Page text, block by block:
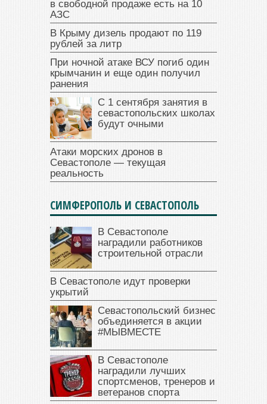
в свободной продаже есть на 10
АЗС
В Крыму дизель продают по 119
рублей за литр
При ночной атаке ВСУ погиб один
крымчанин и еще один получил
ранения
С 1 сентября занятия в
севастопольских школах
будут очными
Атаки морских дронов в
Севастополе — текущая
реальность
СИМФЕРОПОЛЬ И СЕВАСТОПОЛЬ
В Севастополе
наградили работников
строительной отрасли
В Севастополе идут проверки
укрытий
Севастопольский бизнес
объединяется в акции
#МЫВМЕСТЕ
В Севастополе
наградили лучших
спортсменов, тренеров и
ветеранов спорта